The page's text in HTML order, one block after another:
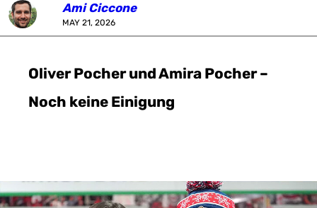
Ami Ciccone
MAY 21, 2026
Oliver Pocher und Amira Pocher –
Noch keine Einigung